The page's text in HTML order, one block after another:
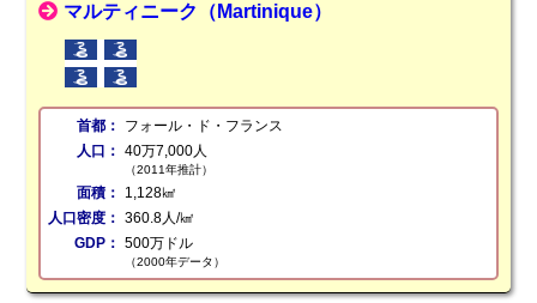
マルティニーク（Martinique）
首都：
フォール・ド・フランス
人口： 40万7,000人
（2011年推計）
面積：
1,128㎢
人口密度： 360.8人/㎢
GDP： 500万ドル
（2000年データ）